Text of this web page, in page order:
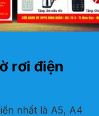
rơi điện
nhất là A5, A4